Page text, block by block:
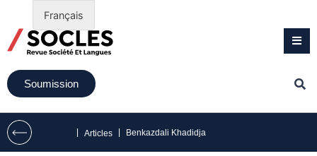
Soumission
Articles Benkazdali Khadidja
Français